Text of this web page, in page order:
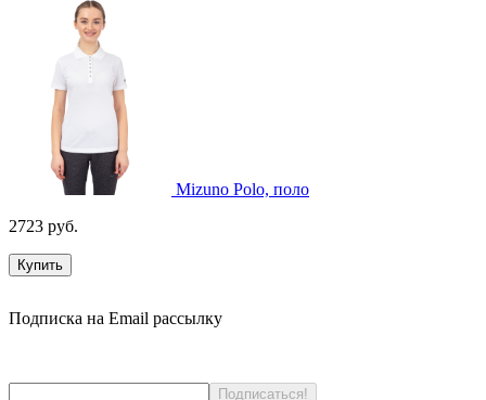
Mizuno Polo, поло
2723 руб.
Купить
Подписка на Email рассылку